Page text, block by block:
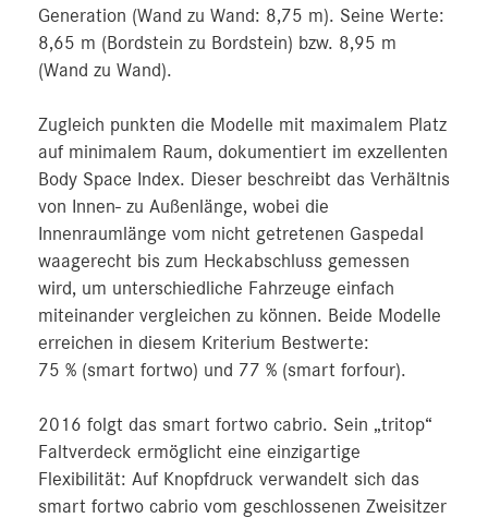
Generation (Wand zu Wand: 8,75 m). Seine Werte:
8,65 m (Bordstein zu Bordstein) bzw. 8,95 m
(Wand zu Wand).
Zugleich punkten die Modelle mit maximalem Platz
auf minimalem Raum, dokumentiert im exzellenten
Body Space Index. Dieser beschreibt das Verhältnis
von Innen- zu Außenlänge, wobei die
Innenraumlänge vom nicht getretenen Gaspedal
waagerecht bis zum Heckabschluss gemessen
wird, um unterschiedliche Fahrzeuge einfach
miteinander vergleichen zu können. Beide Modelle
erreichen in diesem Kriterium Bestwerte:
75 % (smart fortwo) und 77 % (smart forfour).
2016 folgt das smart fortwo cabrio. Sein „tritop“
Faltverdeck ermöglicht eine einzigartige
Flexibilität: Auf Knopfdruck verwandelt sich das
smart fortwo cabrio vom geschlossenen Zweisitzer